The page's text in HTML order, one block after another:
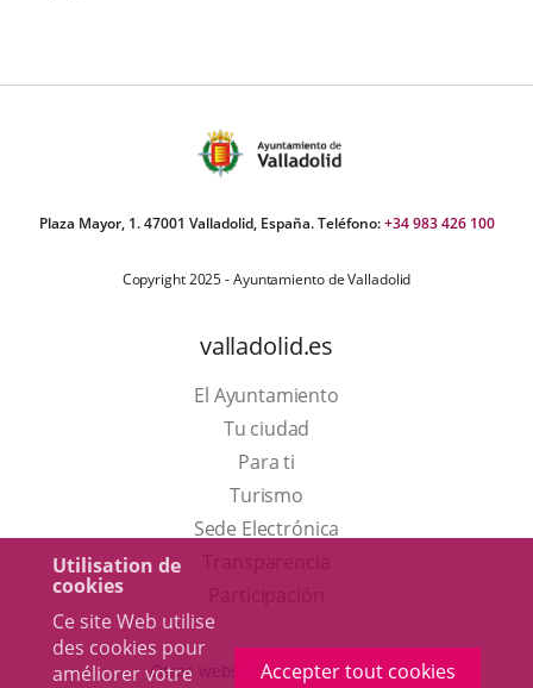
Utilisation de
cookies
Ce site Web utilise
des cookies pour
améliorer votre
Accepter tout cookies
Plaza Mayor, 1. 47001 Valladolid, España. Teléfono:+34 983 426 100
Copyright 2025 - Ayuntamiento de Valladolid
valladolid.es
El Ayuntamiento
Tu ciudad
Para ti
TurismoEste
enlace
una
Sede Electrónica
externa.
Otras webs del ayuntamiento